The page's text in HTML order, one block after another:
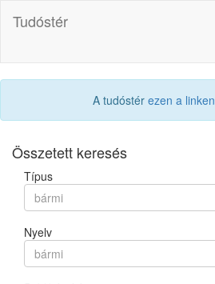
Tudóstér
A tudóstér ezen a linken
Összetett keresés
Típus
bármi
Nyelv
bármi